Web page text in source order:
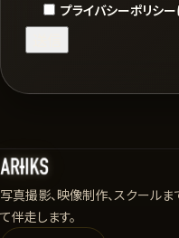
プライバシーポリシ
写真撮影、映像制作、スクール
て伴走します。